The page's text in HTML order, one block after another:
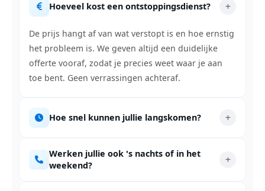
Hoeveel kost een ontstoppingsdienst?
De prijs hangt af van wat verstopt is en hoe ernstig
het probleem is. We geven altijd een duidelijke
offerte vooraf, zodat je precies weet waar je aan
toe bent. Geen verrassingen achteraf.
Hoe snel kunnen jullie langskomen?
Werken jullie ook 's nachts of in het
weekend?